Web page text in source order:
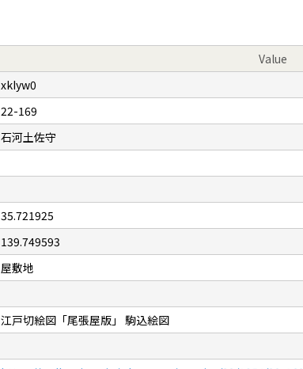
Value
xkIyw0
22-169
石河土佐守
35.721925
139.749593
屋敷地
江戸切絵図「尾張屋版」 駒込絵図